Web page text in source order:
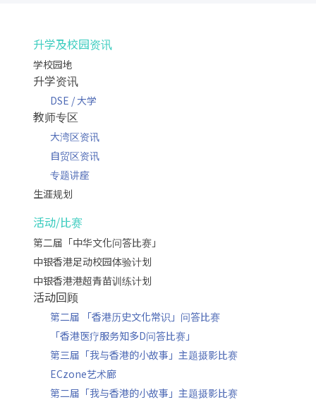
升学及校园资讯
学校园地
升学资讯
DSE / 大学
教师专区
大湾区资讯
自贸区资讯
专题讲座
生涯规划
活动/比赛
第二届「中华文化问答比赛」
中银香港足动校园体验计划
中银香港港超青苗训练计划
活动回顾
第二届 「香港历史文化常识」问答比赛
「香港医疗服务知多D问答比赛」
第三届「我与香港的小故事」主题摄影比赛
ECzone艺术廊
第二届「我与香港的小故事」主题摄影比赛